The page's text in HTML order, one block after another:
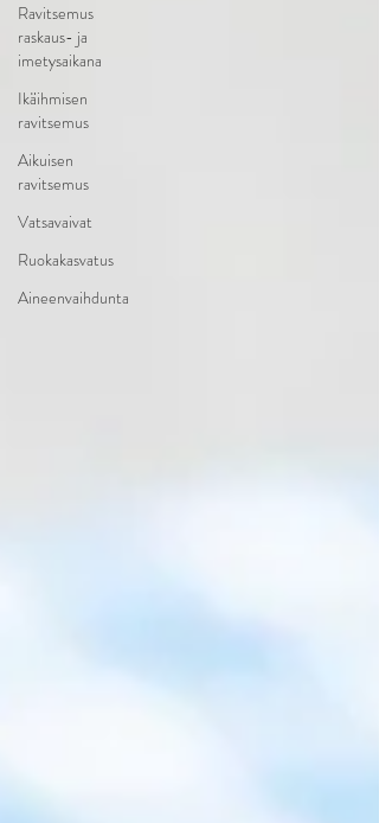
Ravitsemus
raskaus- ja
imetysaikana
Ikäihmisen
ravitsemus
Aikuisen
ravitsemus
Vatsavaivat
Ruokakasvatus
Aineenvaihdunta